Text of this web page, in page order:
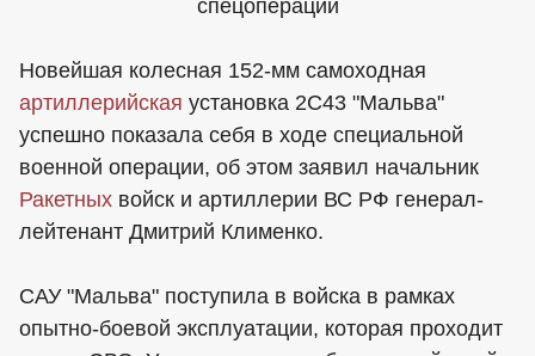
Новейшая колесная 152-мм самоходная
артиллерийская установка 2С43 "Мальва"
успешно показала себя в ходе специальной
военной операции, об этом заявил начальник
Ракетных войск и артиллерии ВС РФ генерал-
лейтенант Дмитрий Клименко.
САУ "Мальва" поступила в войска в рамках
опытно-боевой эксплуатации, которая проходит